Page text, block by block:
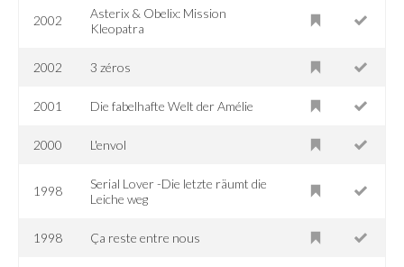
2002
Asterix & Obelix: Mission
Kleopatra
2002 3 zéros
2001 Die fabelhafte Welt der Amélie
2000 L'envol
1998
Serial Lover -Die letzte räumt die
Leiche weg
1998 Ça reste entre nous